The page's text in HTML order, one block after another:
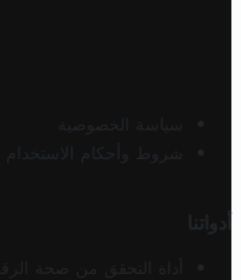
سياسة الخصوصية
شروط وأحكام الاستخدام
أدواتنا
أداة التحقق من صحة